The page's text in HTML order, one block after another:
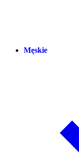
Męskie